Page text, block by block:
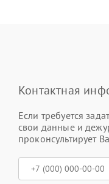
Контактная
Если требуется
свои данные и
проконсультирует